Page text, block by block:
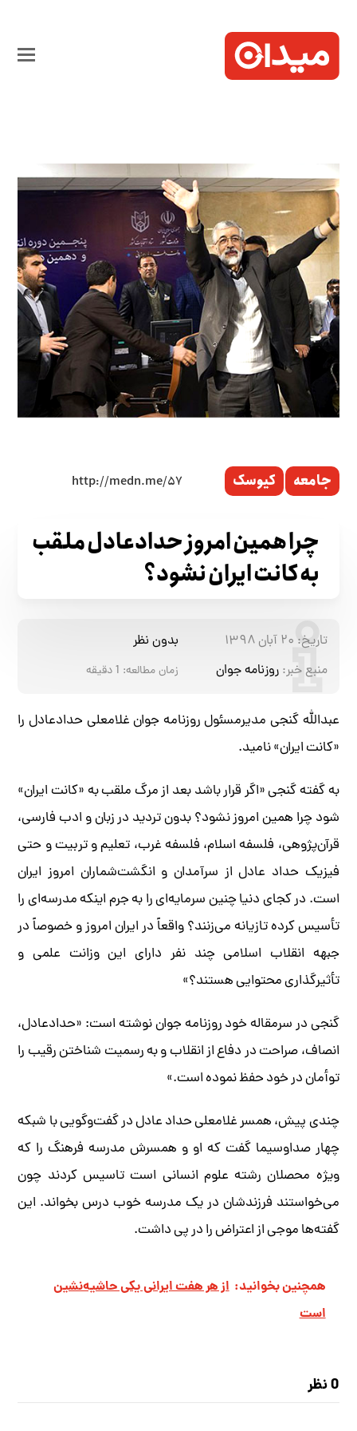
جامعه کیوسک
چرا همین امروز حدادعادل ملقب
به کانت ایران نشود؟
تاریخ: ۲۰ آبان ۱۳۹۸
بدون نظر
منبع خبر: روزنامه جوان زمان مطالعه: 1دقیقه
عبدالله گنجی مدیرمسئول روزنامه جوان غلامعلی حداد‌عادل را
«کانت ایران» نامید.
به گفته گنجی «اگر قرار باشد بعد از مرگ ملقب به «کانت ایران»
شود چرا همین امروز نشود؟ بدون تردید در زبان و ادب فارسی،
قرآن‌پژوهی، فلسفه اسلام، فلسفه غرب، تعلیم و تربیت و حتی
فیزیک حداد عادل از سرآمدان و انگشت‌شماران امروز ایران
است. در کجای دنیا چنین سرمایه‌ای را به جرم اینکه مدرسه‌ای را
تأسیس کرده تازیانه می‌زنند؟ واقعاً در ایران امروز و خصوصاً در
جبهه انقلاب اسلامی چند نفر دارای این وزانت علمی و
تأثیرگذاری محتوایی هستند؟»
گنجی در سرمقاله خود روزنامه جوان نوشته است: «حدادعادل،
انصاف، صراحت در دفاع از انقلاب و به رسمیت شناختن رقیب را
توأمان در خود حفظ نموده است.»
چندی پیش، همسر غلامعلی حداد‌ عادل در گفت‌و‌گویی با شبکه
چهار صدا‌و‌سیما گفت که او و همسرش مدرسه فرهنگ را که
ویژه محصلان رشته علوم انسانی است تاسیس کردند چون
می‌خواستند فرزندشان در یک مدرسه خوب درس بخواند. این
گفته‌ها موجی از اعتراض را در پی داشت.
همچنین بخوانید: از هر هفت ایرانی یکی حاشیه‌نشین
است
0 نظر